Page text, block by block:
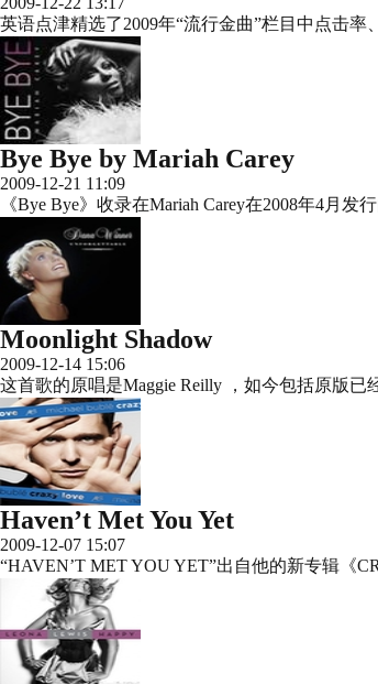
英语点津精选了2009年“流行金曲”栏目中点击
Bye Bye by Mariah Carey
2009-12-21 11:09
《Bye Bye》收录在Mariah Carey在2008年4月
Moonlight Shadow
2009-12-14 15:06
这首歌的原唱是Maggie Reilly ，如今包括原版已
Haven’t Met You Yet
2009-12-07 15:07
“HAVEN’T MET YOU YET”出自他的新专辑《